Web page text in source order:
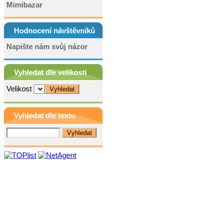
Mimibazar
Hodnocení návštěvníků
Napište nám svůj názor
Vyhledat dle velikosti
Velikost
Vyhledat dle textu